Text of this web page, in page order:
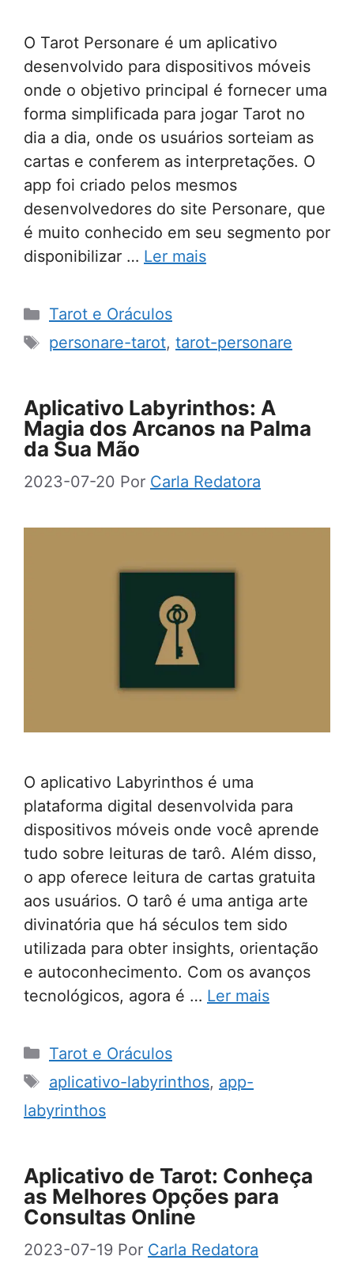
O Tarot Personare é um aplicativo
desenvolvido para dispositivos móveis
onde o objetivo principal é fornecer uma
forma simplificada para jogar Tarot no
dia a dia, onde os usuários sorteiam as
cartas e conferem as interpretações. O
app foi criado pelos mesmos
desenvolvedores do site Personare, que
é muito conhecido em seu segmento por
disponibilizar … Ler mais
Categorias
Tarot e Oráculos
Tags
personare-tarot, tarot-personare
Aplicativo Labyrinthos: A
Magia dos Arcanos na Palma
da Sua Mão
2023-07-20 Por Carla Redatora
O aplicativo Labyrinthos é uma
plataforma digital desenvolvida para
dispositivos móveis onde você aprende
tudo sobre leituras de tarô. Além disso,
o app oferece leitura de cartas gratuita
aos usuários. O tarô é uma antiga arte
divinatória que há séculos tem sido
utilizada para obter insights, orientação
e autoconhecimento. Com os avanços
tecnológicos, agora é … Ler mais
Categorias
Tarot e Oráculos
Tags
aplicativo-labyrinthos, app-
labyrinthos
Aplicativo de Tarot: Conheça
as Melhores Opções para
Consultas Online
2023-07-19 Por Carla Redatora